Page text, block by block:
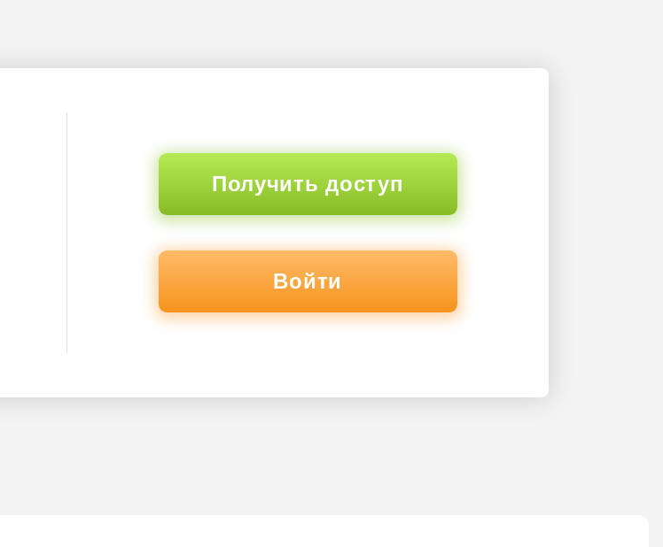
Получить доступ
Войти